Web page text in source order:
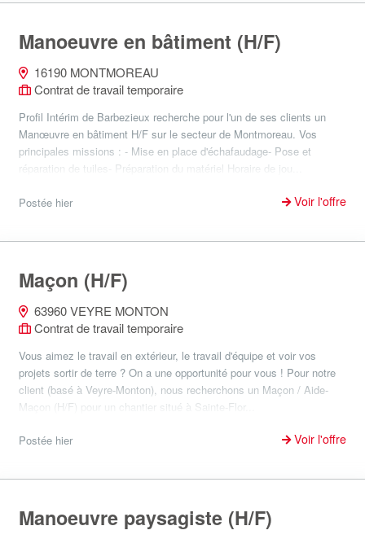
Manoeuvre en bâtiment (H/F)
16190 MONTMOREAU
Contrat de travail temporaire
Profil Intérim de Barbezieux recherche pour l'un de ses clients un
Manœuvre en bâtiment H/F sur le secteur de Montmoreau. Vos
principales missions : - Mise en place d'échafaudage- Pose et
réparation de tuiles- Préparation du matériel Horaire de jou...
Postée hier Voir l'offre
Maçon (H/F)
63960 VEYRE MONTON
Contrat de travail temporaire
Vous aimez le travail en extérieur, le travail d'équipe et voir vos
projets sortir de terre ? On a une opportunité pour vous ! Pour notre
client (basé à Veyre-Monton), nous recherchons un Maçon / Aide-
Maçon (H/F) pour un chantier situé à Sainte-Flor...
Postée hier Voir l'offre
Manoeuvre paysagiste (H/F)